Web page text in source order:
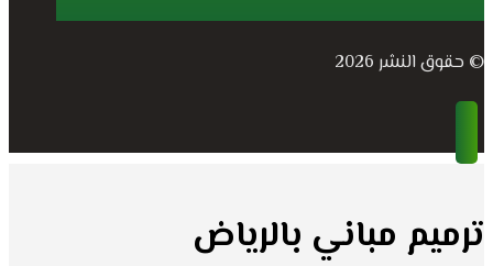
© حقوق النشر 2026
ترميم مباني بالرياض